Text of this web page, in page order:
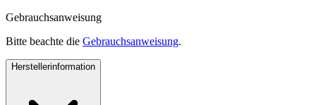
Gebrauchsanweisung
Bitte beachte die Gebrauchsanweisung.
Herstellerinformation